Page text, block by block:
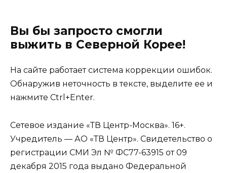
Вы бы запросто смогли
выжить в Северной Корее!
На сайте работает система коррекции ошибок.
Обнаружив неточность в тексте, выделите ее и
нажмите Ctrl+Enter.
Сетевое издание «ТВ Центр-Москва». 16+.
Учредитель — АО «ТВ Центр». Свидетельство о
регистрации СМИ Эл № ФС77-63915 от 09
декабря 2015 года выдано Федеральной